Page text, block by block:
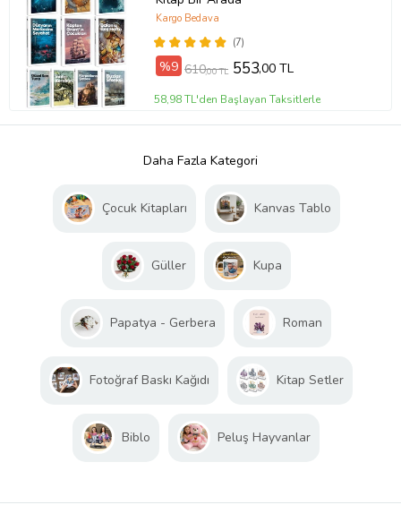
(7)
Kargo Bedava
%9 610,00 TL 553,00 TL
58,98 TL'den Başlayan Taksitlerle
Daha Fazla Kategori
Çocuk Kitapları Kanvas Tablo
Güller Kupa
Papatya - Gerbera Roman
Fotoğraf Baskı Kağıdı Kitap Setler
Biblo Peluş Hayvanlar